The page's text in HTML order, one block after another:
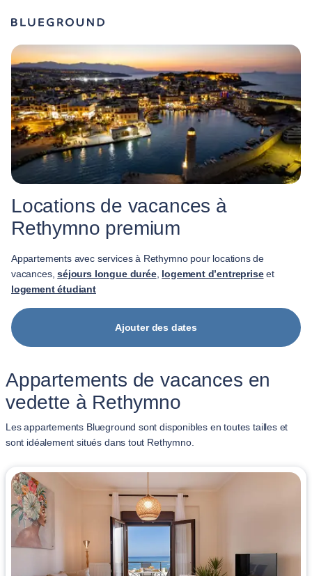
Locations de vacances à
Rethymno premium
Appartements avec services à Rethymno pour locations de
vacances,séjours longue durée, logement d’entrepriseet
logement étudiant
Ajouter des dates
Appartements de vacances en
vedette à Rethymno
Les appartements Blueground sont disponibles en toutes tailles et
sont idéalement situés dans tout Rethymno.